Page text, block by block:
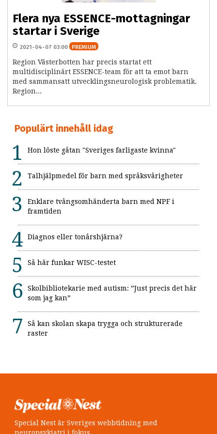
Flera nya ESSENCE-mottagningar
startar i Sverige
2021-04-07 03:00 PREMIUM
Region Västerbotten har precis startat ett
multidisciplinärt ESSENCE-team för att ta emot barn
med sammansatt utvecklingsneurologisk problematik.
Region...
Populärt innehåll idag
Hon löste gåtan "Sveriges farligaste kvinna"
Talhjälpmedel för barn med språksvårigheter
Enklare tvångsomhänderta barn med NPF i
framtiden
Diagnos eller tonårshjärna?
Så här funkar WISC-testet
Skolbibliotekarie med autism: ”Just precis det här
som jag kan”
Så kan skolan skapa trygga och strukturerade
raster
Special Nest är Sveriges webbtidning med